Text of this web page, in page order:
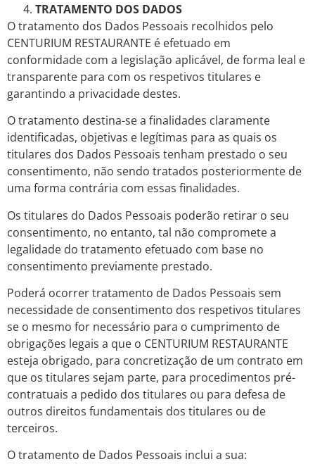
TRATAMENTO DOS DADOS
O tratamento dos Dados Pessoais recolhidos pelo
CENTURIUM RESTAURANTE é efetuado em
conformidade com a legislação aplicável, de forma leal e
transparente para com os respetivos titulares e
garantindo a privacidade destes.
O tratamento destina-se a finalidades claramente
identificadas, objetivas e legítimas para as quais os
titulares dos Dados Pessoais tenham prestado o seu
consentimento, não sendo tratados posteriormente de
uma forma contrária com essas finalidades.
Os titulares do Dados Pessoais poderão retirar o seu
consentimento, no entanto, tal não compromete a
legalidade do tratamento efetuado com base no
consentimento previamente prestado.
Poderá ocorrer tratamento de Dados Pessoais sem
necessidade de consentimento dos respetivos titulares
se o mesmo for necessário para o cumprimento de
obrigações legais a que o CENTURIUM RESTAURANTE
esteja obrigado, para concretização de um contrato em
que os titulares sejam parte, para procedimentos pré-
contratuais a pedido dos titulares ou para defesa de
outros direitos fundamentais dos titulares ou de
terceiros.
O tratamento de Dados Pessoais inclui a sua: